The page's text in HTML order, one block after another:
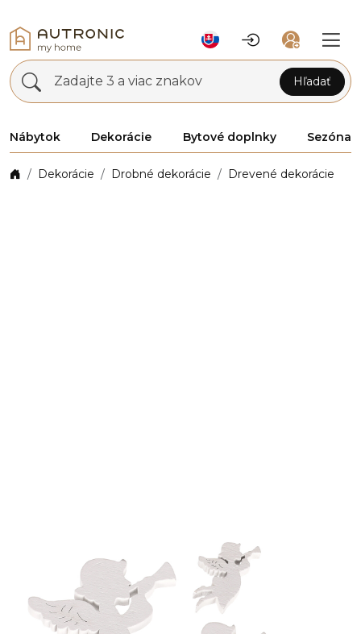
Zadajte 3 a viac znakov Hľadať
Nábytok Dekorácie Bytové doplnky Sezóna
Dekorácie Drobné dekorácie Drevené dekorácie